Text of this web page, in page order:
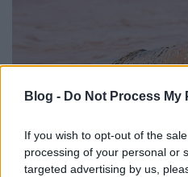
Blog - Do Not Process
If you wish to opt-out of the
processing of your personal or
targeted advertising by us,